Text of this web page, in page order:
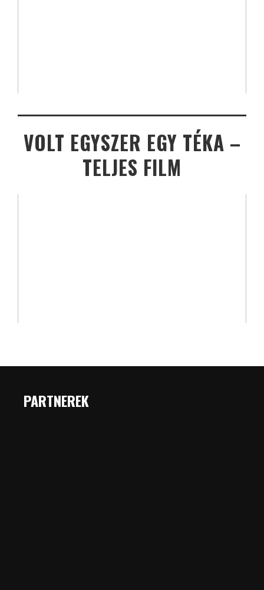
VOLT EGYSZER EGY TÉKA –
TELJES FILM
PARTNEREK